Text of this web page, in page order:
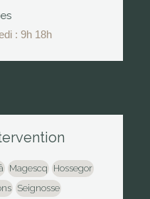
: 9h 18h
Magescq
Hossegor
Seignosse